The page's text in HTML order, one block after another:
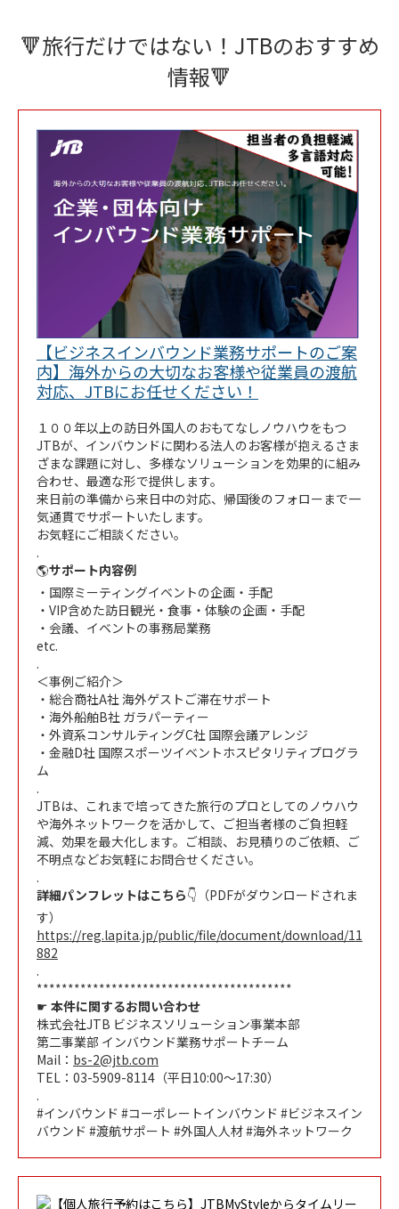
🔻旅行だけではない！JTBのおすすめ
情報🔻
【ビジネスインバウンド業務サポートのご案
内】海外からの大切なお客様や従業員の渡航
対応、JTBにお任せください！
１００年以上の訪日外国人のおもてなしノウハウをもつ
JTBが、インバウンドに関わる法人のお客様が抱えるさま
ざまな課題に対し、多様なソリューションを効果的に組み
合わせ、最適な形で提供します。
来日前の準備から来日中の対応、帰国後のフォローまで一
気通貫でサポートいたします。
お気軽にご相談ください。
.
🌎サポート内容例
・国際ミーティングイベントの企画・手配
・VIP含めた訪日観光・食事・体験の企画・手配
・会議、イベントの事務局業務
etc.
.
＜事例ご紹介＞
・総合商社A社 海外ゲストご滞在サポート
・海外船舶B社 ガラパーティー
・外資系コンサルティングC社 国際会議アレンジ
・金融D社 国際スポーツイベントホスピタリティプログラ
ム
.
JTBは、これまで培ってきた旅行のプロとしてのノウハウ
や海外ネットワークを活かして、ご担当者様のご負担軽
減、効果を最大化します。ご相談、お見積りのご依頼、ご
不明点などお気軽にお問合せください。
.
詳細パンフレットはこちら👇（PDFがダウンロードされま
す）
https://reg.lapita.jp/public/file/document/download/11
882
.
*****************************************
☛ 本件に関するお問い合わせ
株式会社JTB ビジネスソリューション事業本部
第二事業部 インバウンド業務サポートチーム
Mail： bs-2@jtb.com
TEL：03-5909-8114（平日10:00～17:30）
.
#インバウンド #コーポレートインバウンド #ビジネスイン
バウンド #渡航サポート #外国人人材 #海外ネットワーク